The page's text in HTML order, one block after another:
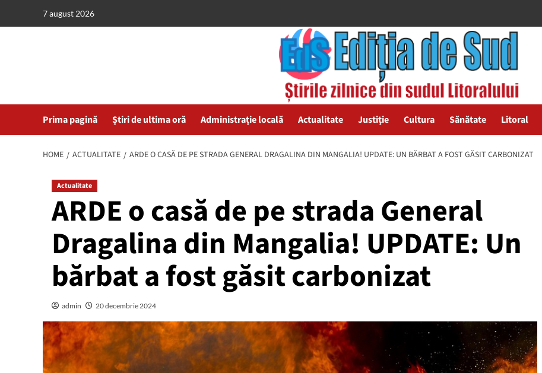
7 august 2026
Prima pagină Știri de ultima oră Administrație locală Actualitate Justiție Cultura Sănătate Litoral
HOME ACTUALITATE ARDE O CASĂ DE PE STRADA GENERAL DRAGALINA DIN MANGALIA! UPDATE: UN BĂRBAT A FOST GĂSIT CARBONIZAT
Actualitate
ARDE o casă de pe strada General
Dragalina din Mangalia! UPDATE: Un
bărbat a fost găsit carbonizat
admin 20 decembrie 2024